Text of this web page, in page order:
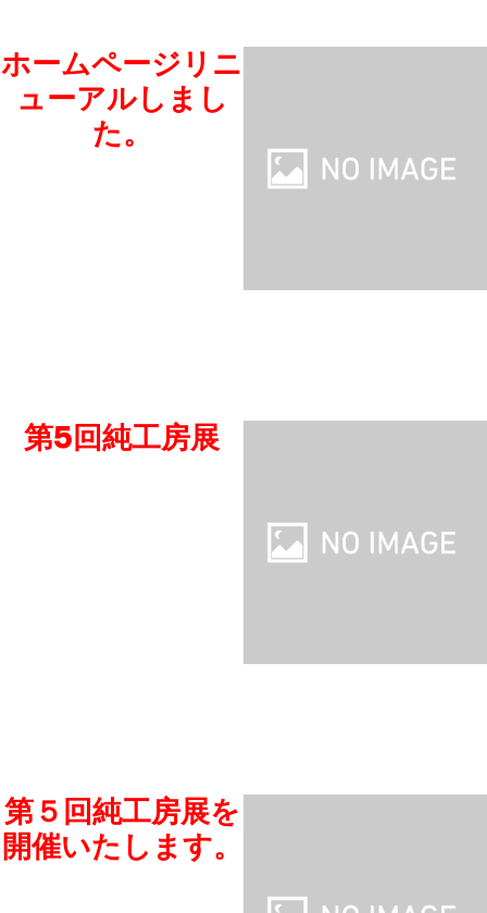
ホームページリニ
ューアルしまし
た。
第5回純工房展
第５回純工房展を
開催いたします。